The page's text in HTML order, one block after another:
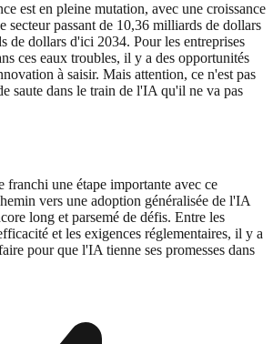
est en pleine mutation, avec une croissance
secteur passant de 10,36 milliards de dollars
de dollars d'ici 2034. Pour les entreprises
ces eaux troubles, il y a des opportunités
à saisir. Mais attention, ce n'est pas
saute dans le train de l'IA qu'il ne va pas
franchi une étape importante avec ce
vers une adoption généralisée de l'IA
long et parsemé de défis. Entre les
et les exigences réglementaires, il y a
pour que l'IA tienne ses promesses dans